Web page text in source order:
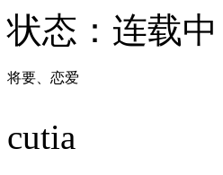
状态： 连载中
将要、恋爱
cutia